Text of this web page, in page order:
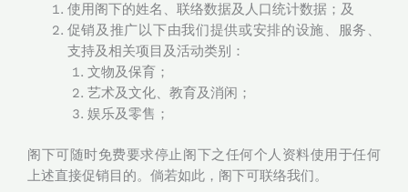
使用阁下的姓名、联络数据及人口统计数据；及
促销及推广以下由我们提供或安排的设施、服务、
支持及相关项目及活动类别：
文物及保育；
艺术及文化、教育及消闲；
娱乐及零售；
阁下可随时免费要求停止阁下之任何个人资料使用于任何
上述直接促销目的。倘若如此，阁下可联络我们。